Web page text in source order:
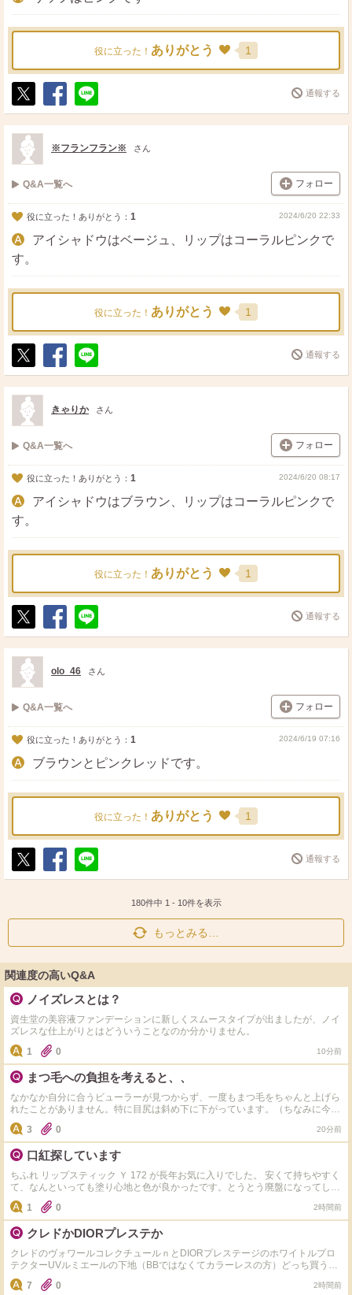
役に立った！ ありがとう 1
ポ
ス
ト
シ
ェ
送
る
通報する
※フランフラン※ さん
Q&A一覧へ フォロー
役に立った！ありがとう： 1 2024/6/20 22:33
アイシャドウはベージュ、リップはコーラルピンクで
す。
役に立った！ ありがとう 1
ポ
ス
ト
シ
ェ
送
る
通報する
きゃりか さん
Q&A一覧へ フォロー
役に立った！ありがとう： 1 2024/6/20 08:17
アイシャドウはブラウン、リップはコーラルピンクで
す。
役に立った！ ありがとう 1
ポ
ス
ト
シ
ェ
送
る
通報する
olo_46 さん
Q&A一覧へ フォロー
役に立った！ありがとう： 1 2024/6/19 07:16
ブラウンとピンクレッドです。
役に立った！ ありがとう 1
ポ
シ
送
通報する
180件中 1 - 10件を表示
もっとみる…
関連度の高いQ&A
ノイズレスとは？
資生堂の美容液ファンデーションに新しくスムースタイプが出ましたが、ノイ
ズレスな仕上がりとはどういうことなのか分かりません。
1
0 10分前
まつ毛への負担を考えると、、
なかなか自分に合うビューラーが見つからず、一度もまつ毛をちゃんと上げら
れたことがありません。特に目尻は斜め下に下がっています。（ちなみに今ま
で使用したことのあるビューラーは資生堂・無印良品・アイプチ・マキアージ
ュ・コージー本舗） そこでマツパをしてみたいと考えましたが、金銭的な負
担や薬剤に対して不安があります。 そこで、 ①自分に合うビューラーを探し
続ける（部分用やホットビューラー等も） ②マツパをする ならまつ毛への負
担など総合的に考えてどちらの方が良いでしょうか？（ちなみにビューラーは
週の半分以上使用）もし他の意見もあればぜひお願いします。
3 0 20分前
口紅探しています
ちふれ リップスティック Ｙ 172 が長年お気に入りでした。 安くて持ちやすく
て、なんといっても塗り心地と色が良かったです。とうとう廃盤になってしま
ったようで大ショックです(ToT) ややマットでブルベに合う 濃い目のピンク色
(ローズカラー、フューシャピンク、マゼンタ？)です。 ツヤやぽってりするジ
ェル系は苦手です。 マット系を塗ってティッシュオフして色を残しつつ、薄
く濡れる口紅が良いです。 デパコスに近いものはあるかもしれませんが、プ
チプラも含めて似たような塗り心地と色合いの口紅を探さなくては、、、 ご
存知のものがあれば教えてください。 172 は、塗ってみると写真ほど濃くな
かったので、落ち着いた感じの濃いピンク(ローズカラーというのが近いか
も？)でしょうか。 よろしくお願いいたします。
1 0 2時間前
クレドかDIORプレステか
クレドのヴォワールコレクチュールｎとDIORプレステージのホワイトルプロ
テクターUVルミエールの下地（BBではなくてカラーレスの方）どっち買うか
悩んでます。 それぞれ使ったことある方、比較を知りたいです！ よろしくお
願いします！
7 0 2時間前